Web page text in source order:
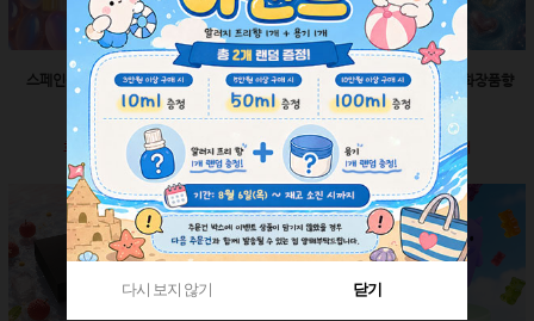
스페인산 향료-향수향
2ml
회원공개
스페인산 향료-비누향
2ml
회원공개
스페인산 향료-화장품향
2ml
회원공개
다시 보지 않기 닫기
다시 보지 않기 닫기